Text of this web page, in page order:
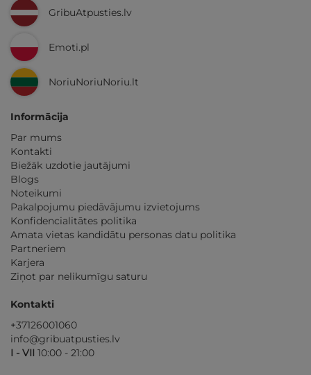
GribuAtpusties.lv
Emoti.pl
NoriuNoriuNoriu.lt
Informācija
Par mums
Kontakti
Biežāk uzdotie jautājumi
Blogs
Noteikumi
Pakalpojumu piedāvājumu izvietojums
Konfidencialitātes politika
Amata vietas kandidātu personas datu politika
Partneriem
Karjera
Ziņot par nelikumīgu saturu
Kontakti
+37126001060
info@gribuatpusties.lv
I - VII 10:00 - 21:00